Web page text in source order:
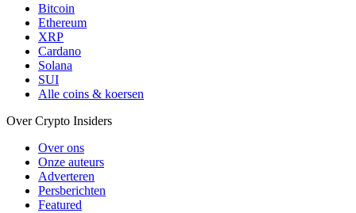
Bitcoin
Ethereum
XRP
Cardano
Solana
SUI
Alle coins & koersen
Over Crypto Insiders
Over ons
Onze auteurs
Adverteren
Persberichten
Featured